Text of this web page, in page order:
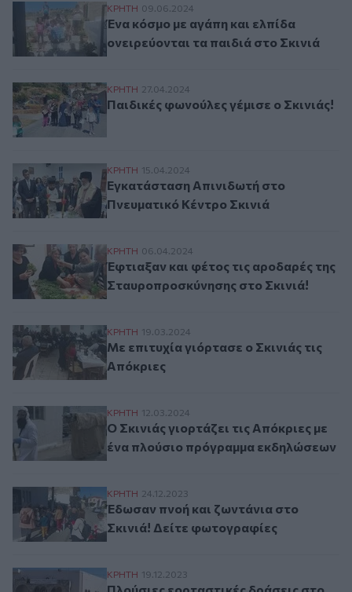
Ένα κόσμο με αγάπη και ελπίδα
ΚΡΗΤΗ 09.06.2024
Ένα κόσμο με αγάπη και ελπίδα
ονειρεύονται τα παιδιά στο Σκινιά
Παιδικές φωνούλες γέμισε ο Σκινιάς!
ΚΡΗΤΗ 27.04.2024
Παιδικές φωνούλες γέμισε ο Σκινιάς!
Εγκατάσταση Απινιδωτή στο Πνευματικό
ΚΡΗΤΗ 15.04.2024
Εγκατάσταση Απινιδωτή στο
Πνευματικό Κέντρο Σκινιά
Έφτιαξαν και φέτος τις αροδαρές της
ΚΡΗΤΗ 06.04.2024
Έφτιαξαν και φέτος τις αροδαρές της
Σταυροπροσκύνησης στο Σκινιά!
Με επιτυχία γιόρτασε ο Σκινιάς τις
ΚΡΗΤΗ 19.03.2024
Με επιτυχία γιόρτασε ο Σκινιάς τις
Απόκριες
Ο Σκινιάς γιορτάζει τις Απόκριες με
ΚΡΗΤΗ 12.03.2024
Ο Σκινιάς γιορτάζει τις Απόκριες με
ένα πλούσιο πρόγραμμα εκδηλώσεων
Έδωσαν πνοή και ζωντάνια στο Σκινιά!
ΚΡΗΤΗ 24.12.2023
Έδωσαν πνοή και ζωντάνια στο
Σκινιά! Δείτε φωτογραφίες
Πλούσιες εορταστικές δράσεις στο
ΚΡΗΤΗ 19.12.2023